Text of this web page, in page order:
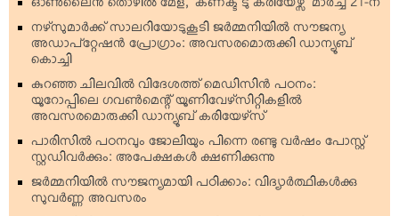
ഓണ്‍ലൈന്‍ തൊഴില്‍ മേള, ‘കണക്ട് ടു കരിയേഴ്സ്’ മാര്‍ച്ച് 21-ന്
നഴ്‌സുമാര്‍ക്ക് സാലറിയോടുകൂടി ജര്‍മ്മനിയില്‍ സൗജന്യ
അഡാപ്റ്റേഷന്‍ പ്രോഗ്രാം: അവസരമൊരുക്കി ഡാന്യൂബ്
കൊച്ചി
കുറഞ്ഞ ചിലവില്‍ വിദേശത്ത് മെഡിസിന്‍ പഠനം:
യൂറോപ്പിലെ ഗവണ്‍മെന്റ് യൂണിവേഴ്‌സിറ്റികളില്‍
അവസരമൊരുക്കി ഡാന്യൂബ് കരിയേഴ്‌സ്
പാരിസില്‍ പഠനവും ജോലിയും പിന്നെ രണ്ടു വര്‍ഷം പോസ്റ്റ്
സ്റ്റഡിവര്‍ക്കും: അപേക്ഷകള്‍ ക്ഷണിക്കുന്നു
ജര്‍മ്മനിയില്‍ സൗജന്യമായി പഠിക്കാം: വിദ്യാര്‍ത്ഥികള്‍ക്കു
സുവര്‍ണ്ണ അവസരം